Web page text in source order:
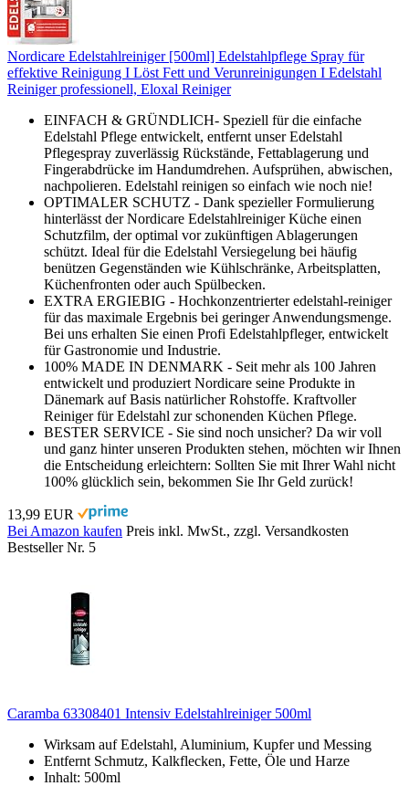
Nordicare Edelstahlreiniger [500ml] Edelstahlpflege Spray für
effektive Reinigung I Löst Fett und Verunreinigungen I Edelstahl
Reiniger professionell, Eloxal Reiniger
EINFACH & GRÜNDLICH- Speziell für die einfache
Edelstahl Pflege entwickelt, entfernt unser Edelstahl
Pflegespray zuverlässig Rückstände, Fettablagerung und
Fingerabdrücke im Handumdrehen. Aufsprühen, abwischen,
nachpolieren. Edelstahl reinigen so einfach wie noch nie!
OPTIMALER SCHUTZ - Dank spezieller Formulierung
hinterlässt der Nordicare Edelstahlreiniger Küche einen
Schutzfilm, der optimal vor zukünftigen Ablagerungen
schützt. Ideal für die Edelstahl Versiegelung bei häufig
benützen Gegenständen wie Kühlschränke, Arbeitsplatten,
Küchenfronten oder auch Spülbecken.
EXTRA ERGIEBIG - Hochkonzentrierter edelstahl-reiniger
für das maximale Ergebnis bei geringer Anwendungsmenge.
Bei uns erhalten Sie einen Profi Edelstahlpfleger, entwickelt
für Gastronomie und Industrie.
100% MADE IN DENMARK - Seit mehr als 100 Jahren
entwickelt und produziert Nordicare seine Produkte in
Dänemark auf Basis natürlicher Rohstoffe. Kraftvoller
Reiniger für Edelstahl zur schonenden Küchen Pflege.
BESTER SERVICE - Sie sind noch unsicher? Da wir voll
und ganz hinter unseren Produkten stehen, möchten wir Ihnen
die Entscheidung erleichtern: Sollten Sie mit Ihrer Wahl nicht
100% glücklich sein, bekommen Sie Ihr Geld zurück!
13,99 EUR
Bei Amazon kaufen Preis inkl. MwSt., zzgl. Versandkosten
Bestseller Nr. 5
Caramba 63308401 Intensiv Edelstahlreiniger 500ml
Wirksam auf Edelstahl, Aluminium, Kupfer und Messing
Entfernt Schmutz, Kalkflecken, Fette, Öle und Harze
Inhalt: 500ml